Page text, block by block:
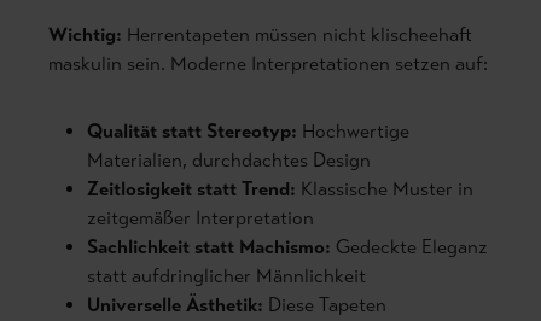
Wichtig: Herrentapeten müssen nicht klischeehaft
maskulin sein. Moderne Interpretationen setzen auf:
Qualität statt Stereotyp: Hochwertige
Materialien, durchdachtes Design
Zeitlosigkeit statt Trend: Klassische Muster in
zeitgemäßer Interpretation
Sachlichkeit statt Machismo: Gedeckte Eleganz
statt aufdringlicher Männlichkeit
Universelle Ästhetik: Diese Tapeten